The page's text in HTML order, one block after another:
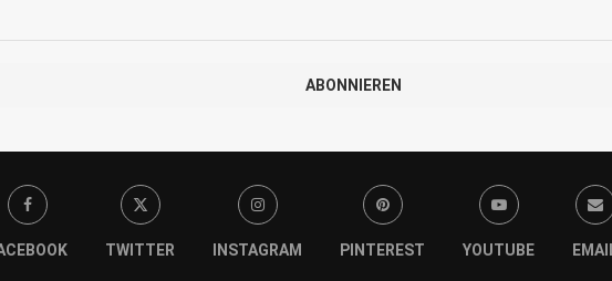
ABONNIEREN
TWITTER INSTAGRAM PINTEREST YOUTUBE